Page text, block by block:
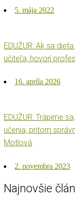
Posted
5. mája 2022
EDUŽUR: Ak sa
učiteľa, hovorí
Posted
16. apríla 2026
EDUŽUR: Trápime
učenia, pritom
Motlová
Posted
2. novembra 2023
Najnovšie